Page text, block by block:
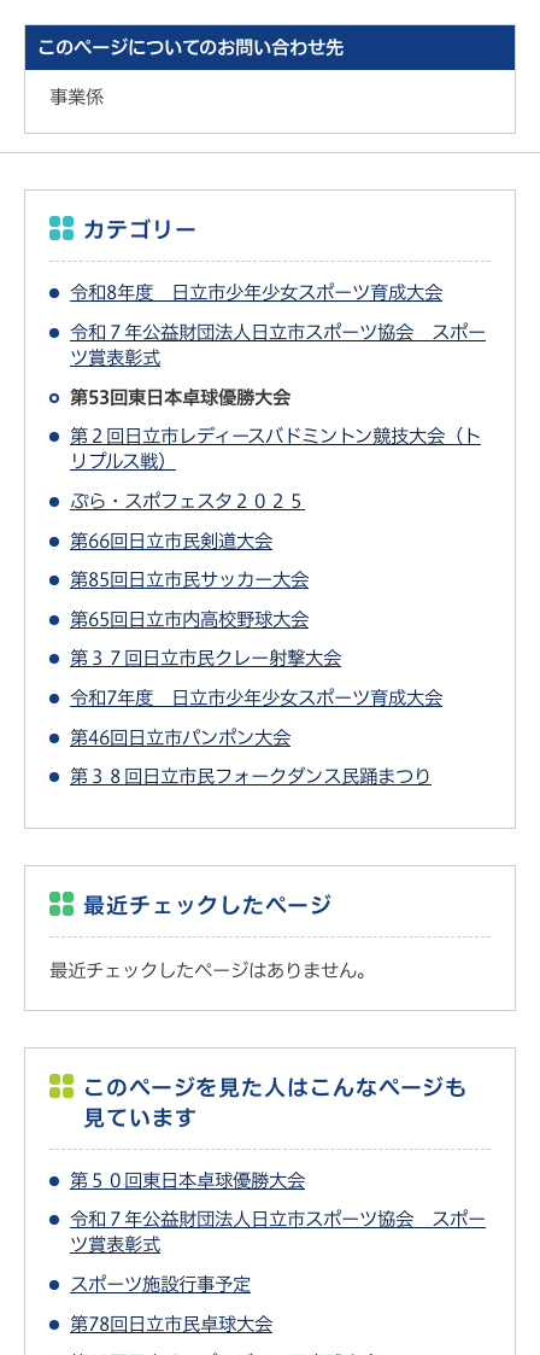
このページについてのお問い合わせ先
事業係
カテゴリー
令和8年度 日立市少年少女スポーツ育成大会
令和７年公益財団法人日立市スポーツ協会 スポー
ツ賞表彰式
第53回東日本卓球優勝大会
第２回日立市レディースバドミントン競技大会（ト
リプルス戦）
ぷら・スポフェスタ２０２５
第66回日立市民剣道大会
第85回日立市民サッカー大会
第65回日立市内高校野球大会
第３７回日立市民クレー射撃大会
令和7年度 日立市少年少女スポーツ育成大会
第46回日立市パンポン大会
第３８回日立市民フォークダンス民踊まつり
最近チェックしたページ
最近チェックしたページはありません。
このページを見た人はこんなページも
見ています
第５０回東日本卓球優勝大会
令和７年公益財団法人日立市スポーツ協会 スポー
ツ賞表彰式
スポーツ施設行事予定
第78回日立市民卓球大会